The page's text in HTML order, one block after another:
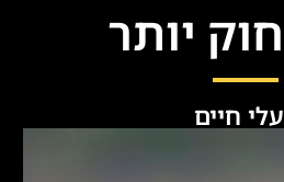
יותר
חיים